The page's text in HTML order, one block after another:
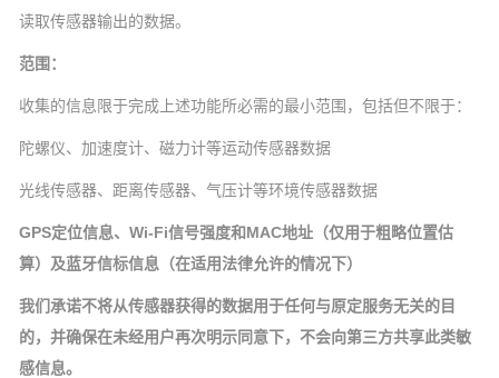
读取传感器输出的数据。
范围：
收集的信息限于完成上述功能所必需的最小范围，包括但不限于：
陀螺仪、加速度计、磁力计等运动传感器数据
光线传感器、距离传感器、气压计等环境传感器数据
GPS定位信息、Wi-Fi信号强度和MAC地址（仅用于粗略位置估
算）及蓝牙信标信息（在适用法律允许的情况下）
我们承诺不将从传感器获得的数据用于任何与原定服务无关的目
的，并确保在未经用户再次明示同意下，不会向第三方共享此类敏
感信息。